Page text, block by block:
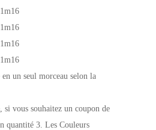
un seul morceau selon la
si vous souhaitez un coupon de
quantité 3. Les Couleurs